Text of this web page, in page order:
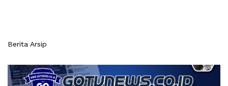
Berita Arsip